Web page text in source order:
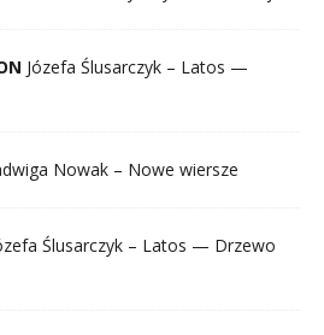
Józefa Ślusarczyk – Latos —
Nowak – Nowe wiersze
Ślusarczyk – Latos — Drzewo